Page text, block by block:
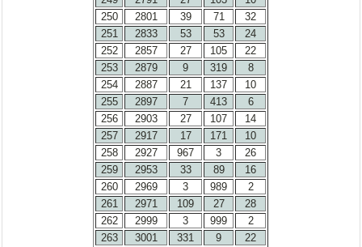
250
2801 39 71
32
251
2833 53 53
24
252
2857 27 105
22
253
2879 9 319
8
254
2887 21 137
10
255
2897 7 413
6
256
2903 27 107
14
257
2917 17 171
10
258
2927 967 3
26
259
2953 33 89
16
260
2969 3 989
2
261
2971 109 27
28
262
2999 3 999
2
263
3001 331 9
22